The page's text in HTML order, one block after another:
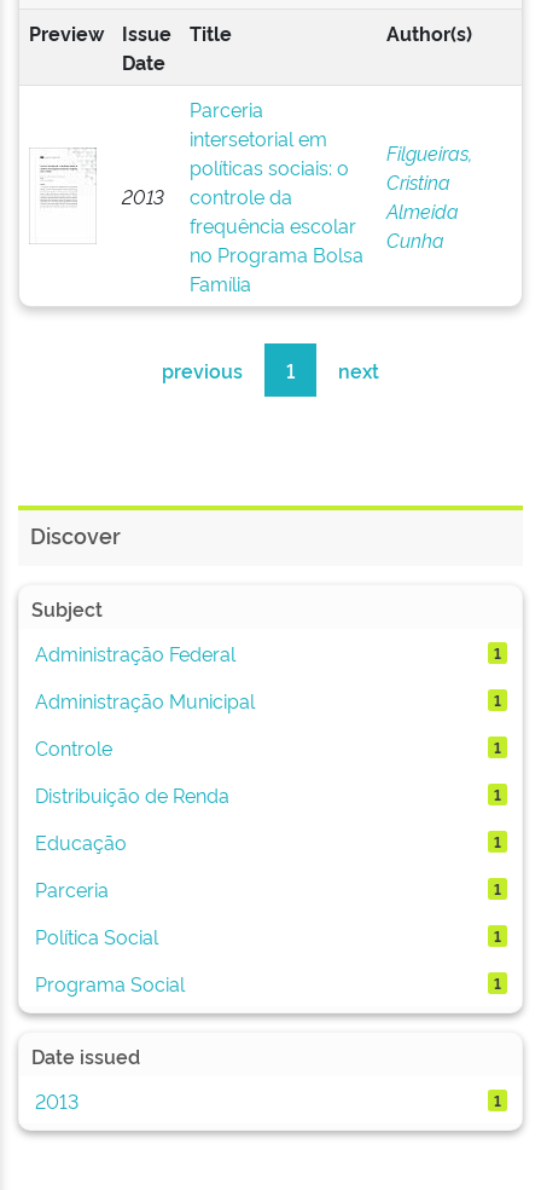
Preview
Issue
Date
Title Author(s)
2013
Parceria
intersetorial em
políticas sociais: o
controle da
frequência escolar
no Programa Bolsa
Família
Filgueiras,
Cristina
Almeida
Cunha
previous 1 next
Discover
Subject
Administração Federal
1
Administração Municipal 1
Controle 1
Distribuição de Renda 1
Educação 1
Parceria 1
Política Social 1
Programa Social 1
Date issued
2013
1